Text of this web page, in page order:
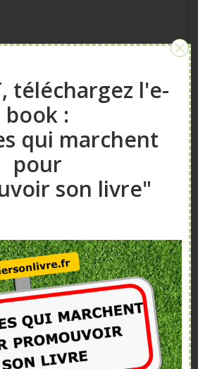
téléchargez l'e-
book :
qui marchent
pour
son livre"